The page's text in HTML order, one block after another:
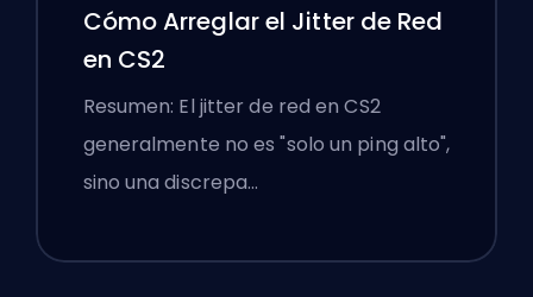
Cómo Arreglar el Jitter de Red
en CS2
Resumen: El jitter de red en CS2
generalmente no es "solo un ping alto",
sino una discrepa…